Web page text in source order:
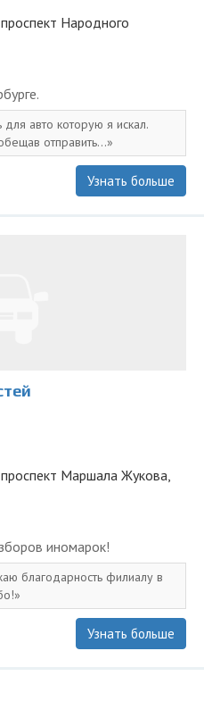
Народного
для авто которую я искал.
отправить...
Узнать больше
Маршала Жукова,
иномapoк!
благодарность филиалу в
Узнать больше